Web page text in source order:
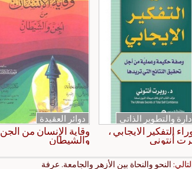
والتطوير الذاتي
التفكير الايجابي ،
أنتوني
دوائر العقيدة
وقاية الإنسان من الجن
والشيطان
النحو والنحاة بين الأزهر والجامعة. عرفة